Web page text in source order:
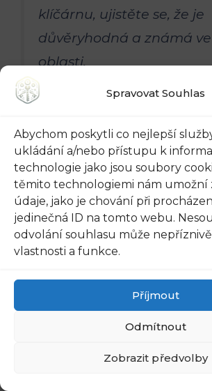
Spravovat Souhlas
Abychom poskytli co nejlepší
ukládání a/nebo přístupu k
technologie jako jsou soubory
těmito technologiemi nám umožní
údaje, jako je chování při
jedinečná ID na tomto webu.
odvolání souhlasu může
vlastnosti a funkce.
Příjmout
Odmítnout
Zobrazit předvolby
klíčárnu, ujistěte se, že ⁤je
důvěryhodná a známá
oblasti.
3. Výrobci automobilů
nabízejí​ službu zhotovení
klíče​ pro ​své zákazníky.
volba, protože výrobci
k originálním specifikacím​
auta. Výroba ⁣klíče tak
‍a spolehlivá. Kontaktujte
Pamatujte, že​ je důležité najít
pro zhotovení ⁢náhradního klíče